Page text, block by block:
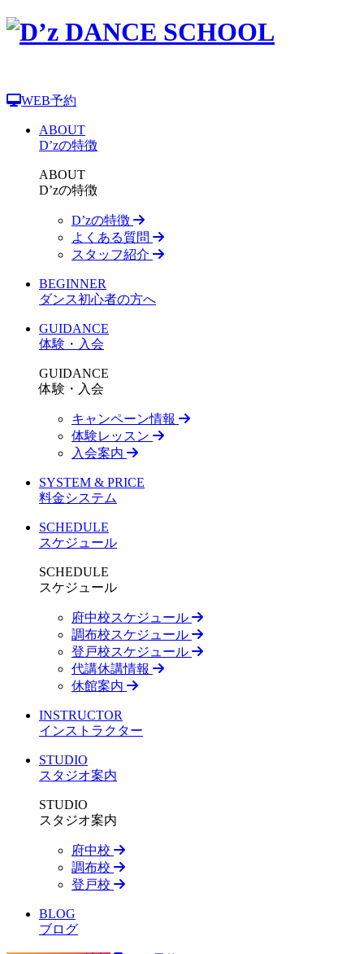
WEB予約
ABOUT
D’zの特徴
ABOUT
D’zの特徴
D’zの特徴
よくある質問
スタッフ紹介
BEGINNER
ダンス初心者の方へ
GUIDANCE
体験・入会
GUIDANCE
体験・入会
キャンペーン情報
体験レッスン
入会案内
SYSTEM & PRICE
料金システム
SCHEDULE
スケジュール
SCHEDULE
スケジュール
府中校スケジュール
調布校スケジュール
登戸校スケジュール
代講休講情報
休館案内
INSTRUCTOR
インストラクター
STUDIO
スタジオ案内
STUDIO
スタジオ案内
府中校
調布校
登戸校
BLOG
ブログ